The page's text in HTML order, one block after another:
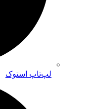
لپ‌تاپ استوک